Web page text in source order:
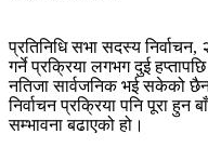
प्रतिनिधि सभा सदस्य
गर्ने प्रक्रिया लगभग दुई
नतिजा सार्वजनिक भई सकेको
निर्वाचन प्रक्रिया पनि पूरा
सम्भावना बढाएको हो।